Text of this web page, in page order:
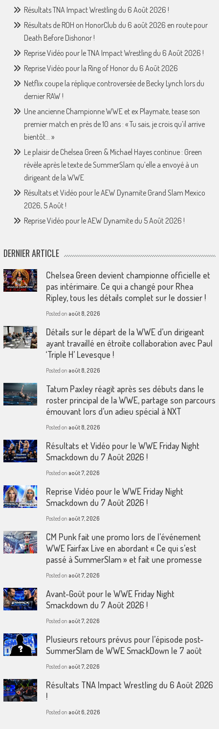
Résultats TNA Impact Wrestling du 6 Août 2026 !
Résultats de ROH on HonorClub du 6 août 2026 en route pour
Death Before Dishonor !
Reprise Vidéo pour le TNA Impact Wrestling du 6 Août 2026 !
Reprise Vidéo pour la Ring of Honor du 6 Août 2026
Netflix coupe la réplique controversée de Becky Lynch lors du
dernier RAW !
Une ancienne Championne WWE et ex Playmate, tease son
premier match en près de 10 ans : « Tu sais, je crois qu’il arrive
bientôt… »
Le plaisir de Chelsea Green & Michael Hayes continue : Green
révèle après le texte de SummerSlam qu’elle a envoyé à un
dirigeant de la WWE
Résultats et Vidéo pour le AEW Dynamite Grand Slam Mexico
2026, 5 Août !
Reprise Vidéo pour le AEW Dynamite du 5 Août 2026 !
DERNIER ARTICLE
Chelsea Green devient championne officielle et
pas intérimaire. Ce qui a changé pour Rhea
Ripley, tous les détails complet sur le dossier !
Posted on août 8, 2026
Détails sur le départ de la WWE d’un dirigeant
ayant travaillé en étroite collaboration avec Paul
‘Triple H’ Levesque !
Posted on août 8, 2026
Tatum Paxley réagit après ses débuts dans le
roster principal de la WWE, partage son parcours
émouvant lors d’un adieu spécial à NXT
Posted on août 8, 2026
Résultats et Vidéo pour le WWE Friday Night
Smackdown du 7 Août 2026 !
Posted on août 7, 2026
Reprise Vidéo pour le WWE Friday Night
Smackdown du 7 Août 2026 !
Posted on août 7, 2026
CM Punk fait une promo lors de l’événement
WWE Fairfax Live en abordant « Ce qui s’est
passé à SummerSlam » et fait une promesse
Posted on août 7, 2026
Avant-Goût pour le WWE Friday Night
Smackdown du 7 Août 2026 !
Posted on août 7, 2026
Plusieurs retours prévus pour l’épisode post-
SummerSlam de WWE SmackDown le 7 août
Posted on août 7, 2026
Résultats TNA Impact Wrestling du 6 Août 2026
!
Posted on août 6, 2026